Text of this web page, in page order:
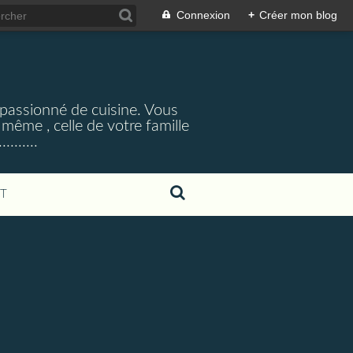
Connexion + Créer mon blog
de cuisine. Vous
, celle de votre famille